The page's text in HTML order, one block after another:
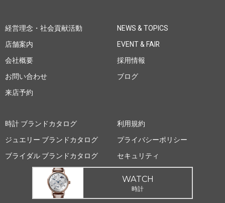
経営理念・社会貢献活動
店舗案内
会社概要
お問い合わせ
来店予約
NEWS & TOPICS
EVENT & FAIR
採用情報
ブログ
時計 ブランドカタログ
ジュエリー ブランドカタログ
ブライダル ブランドカタログ
利用規約
プライバシーポリシー
セキュリティ
WATCH
時計